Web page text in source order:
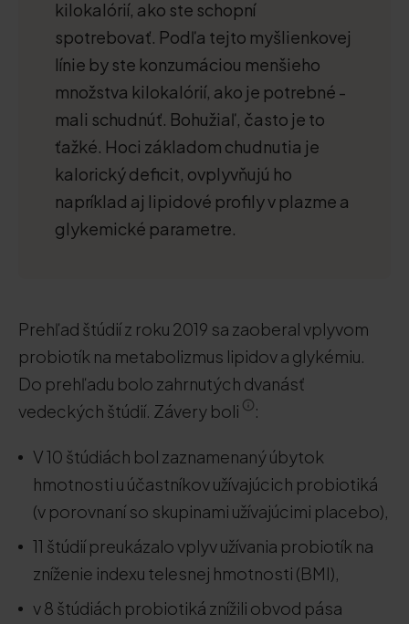
kilokalórií, ako ste schopní
spotrebovať. Podľa tejto myšlienkovej
línie by ste konzumáciou menšieho
množstva kilokalórií, ako je potrebné -
mali schudnúť. Bohužiaľ, často je to
ťažké. Hoci základom chudnutia je
kalorický deficit, ovplyvňujú ho
napríklad aj lipidové profily v plazme a
glykemické parametre.
Prehľad štúdií z roku 2019 sa zaoberal vplyvom
probiotík na metabolizmus lipidov a glykémiu.
Do prehľadu bolo zahrnutých dvanásť
vedeckých štúdií. Závery boli
:
V 10 štúdiách bol zaznamenaný úbytok
hmotnosti u účastníkov užívajúcich probiotiká
(v porovnaní so skupinami užívajúcimi placebo),
11 štúdií preukázalo vplyv užívania probiotík na
zníženie indexu telesnej hmotnosti (BMI),
v 8 štúdiách probiotiká znížili obvod pása